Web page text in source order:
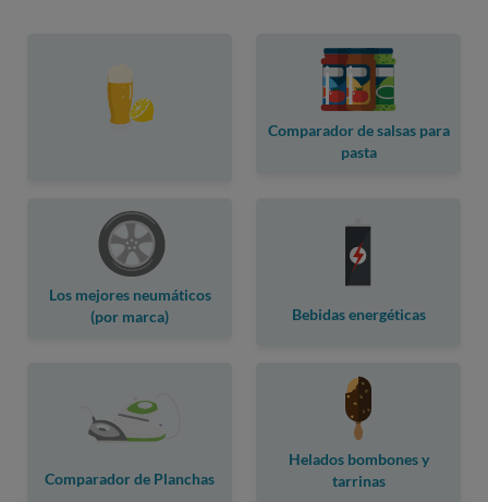
Comparador de salsas para
pasta
Los mejores neumáticos
(por marca)
Bebidas energéticas
Comparador de Planchas
Helados bombones y
tarrinas